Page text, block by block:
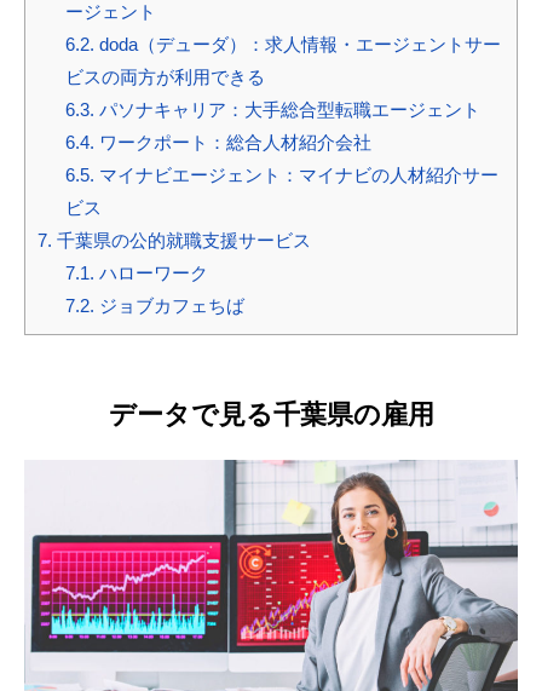
ージェント
6.2. doda（デューダ）：求人情報・エージェントサー
ビスの両方が利用できる
6.3. パソナキャリア：大手総合型転職エージェント
6.4. ワークポート：総合人材紹介会社
6.5. マイナビエージェント：マイナビの人材紹介サー
ビス
7. 千葉県の公的就職支援サービス
7.1. ハローワーク
7.2. ジョブカフェちば
データで見る千葉県の雇用